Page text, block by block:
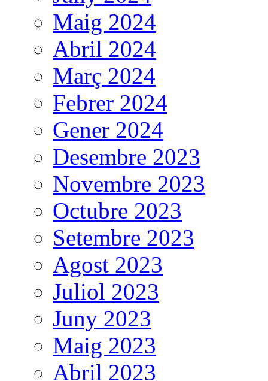
Maig 2024
Abril 2024
Març 2024
Febrer 2024
Gener 2024
Desembre 2023
Novembre 2023
Octubre 2023
Setembre 2023
Agost 2023
Juliol 2023
Juny 2023
Maig 2023
Abril 2023